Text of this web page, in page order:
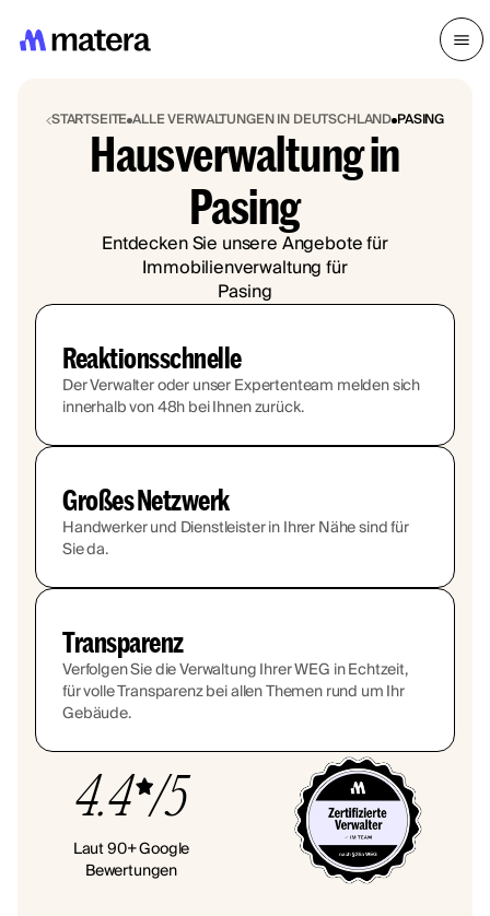
STARTSEITE ALLE VERWALTUNGEN IN DEUTSCHLAND PASING
Hausverwaltung in
Pasing
Entdecken Sie unsere Angebote für
Immobilienverwaltung für
Pasing
Reaktionsschnelle
Der Verwalter oder unser Expertenteam melden sich
innerhalb von 48h bei Ihnen zurück.
Großes Netzwerk
Handwerker und Dienstleister in Ihrer Nähe sind für
Sie da.
Transparenz
Verfolgen Sie die Verwaltung Ihrer WEG in Echtzeit,
für volle Transparenz bei allen Themen rund um Ihr
Gebäude.
4.4 /5
Laut 90+ Google
Bewertungen